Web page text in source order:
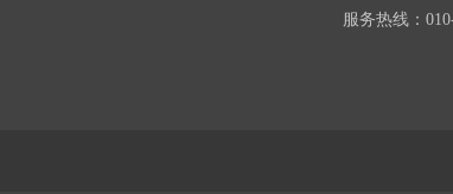
服务热线：